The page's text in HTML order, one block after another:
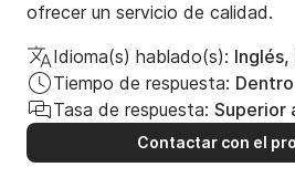
ofrecer un servicio de calidad.
Idioma(s) hablado(s): Inglés,
Tiempo de respuesta:
Tasa de respuesta: Superior
Contactar con el